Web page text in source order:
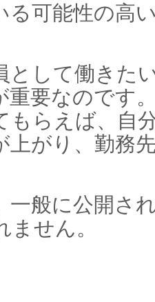
る可能性の高
として働きた
重要なのです
もらえば、自
上がり、勤務
一般に公開さ
せん。